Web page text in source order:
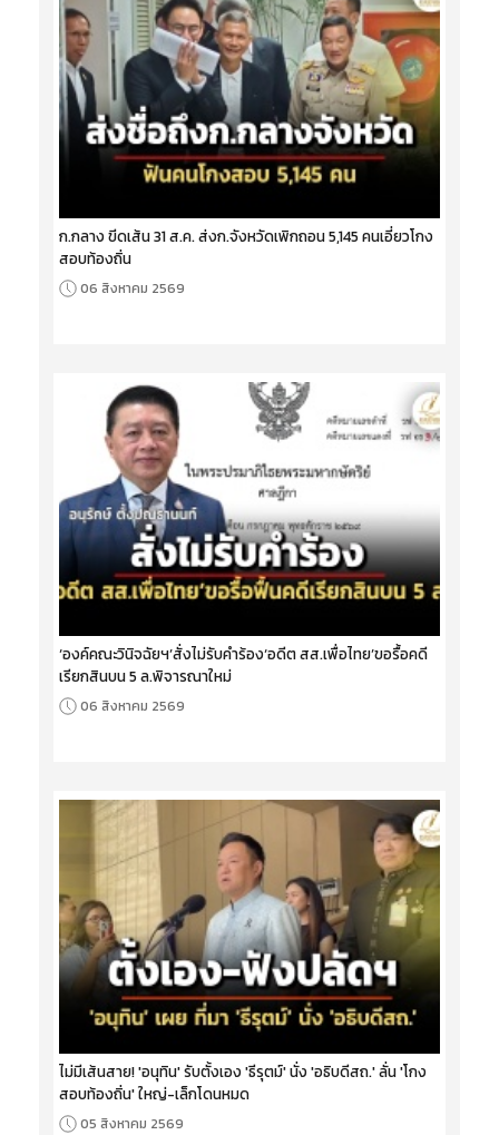
ก.กลาง ขีดเส้น 31 ส.ค. ส่งก.จังหวัดเพิกถอน 5,145 คนเอี่ยวโกง
สอบท้องถิ่น
06 สิงหาคม 2569
‘องค์คณะวินิจฉัยฯ’สั่งไม่รับคำร้อง‘อดีต สส.เพื่อไทย’ขอรื้อคดี
เรียกสินบน 5 ล.พิจารณาใหม่
06 สิงหาคม 2569
ไม่มีเส้นสาย! 'อนุทิน' รับตั้งเอง 'ธีรุตม์' นั่ง 'อธิบดีสถ.' ลั่น 'โกง
สอบท้องถิ่น' ใหญ่-เล็กโดนหมด
05 สิงหาคม 2569